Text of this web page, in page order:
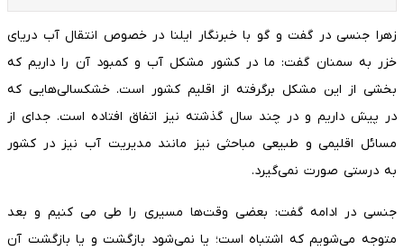
زهرا جنسی در گفت و گو با خبرنگار ایلنا در خصوص انتقال آب دریای
خزر به سمنان گفت: ما در کشور مشکل آب و کمبود آن را داریم که
بخشی از این مشکل برگرفته از اقلیم کشور است. خشکسالی‌هایی که
در پیش داریم و در چند سال گذشته نیز اتفاق افتاده است. جدای از
مسائل اقلیمی و طبیعی مباحثی نیز مانند مدیریت آب نیز در کشور
به درستی صورت نمی‌گیرد.
جنسی در ادامه گفت: بعضی وقت‌ها مسیری را طی می کنیم و بعد
متوجه می‌شویم که اشتباه است؛ یا نمی‌شود بازگشت و یا بازگشت آن